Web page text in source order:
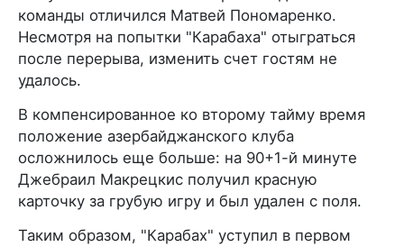
команды отличился Матвей Пономаренко.
Несмотря на попытки "Карабаха" отыграться
после перерыва, изменить счет гостям не
удалось.
В компенсированное ко второму тайму время
положение азербайджанского клуба
осложнилось еще больше: на 90+1-й минуте
Джебраил Макрецкис получил красную
карточку за грубую игру и был удален с поля.
Таким образом, "Карабах" уступил в первом